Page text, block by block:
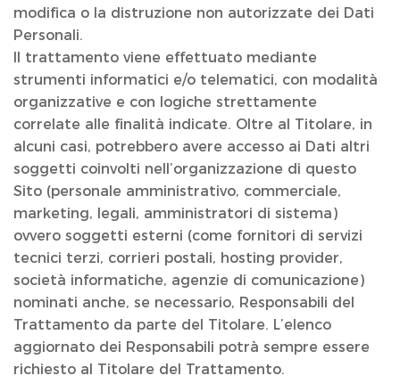
modifica o la distruzione non autorizzate dei Dati
Personali.
Il trattamento viene effettuato mediante
strumenti informatici e/o telematici, con modalità
organizzative e con logiche strettamente
correlate alle finalità indicate. Oltre al Titolare, in
alcuni casi, potrebbero avere accesso ai Dati altri
soggetti coinvolti nell’organizzazione di questo
Sito (personale amministrativo, commerciale,
marketing, legali, amministratori di sistema)
ovvero soggetti esterni (come fornitori di servizi
tecnici terzi, corrieri postali, hosting provider,
società informatiche, agenzie di comunicazione)
nominati anche, se necessario, Responsabili del
Trattamento da parte del Titolare. L’elenco
aggiornato dei Responsabili potrà sempre essere
richiesto al Titolare del Trattamento.